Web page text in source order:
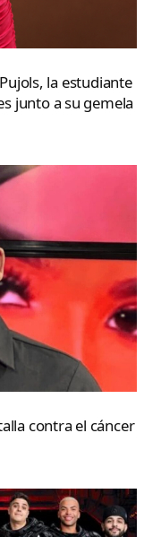
la estudiante
junto a su gemela
contra el cáncer